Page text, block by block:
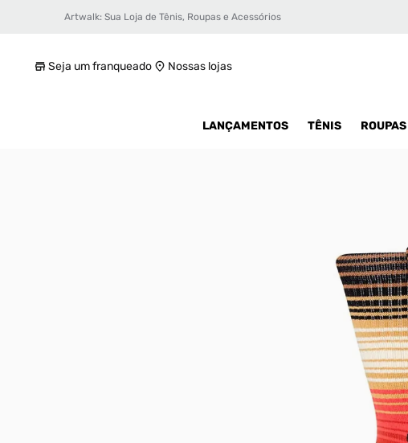
Artwalk: Sua Loja de Tênis, Roupas e Acessórios
Seja um franqueado Nossas lojas
LANÇAMENTOS TÊNIS ROUPAS
Meia Stance Pinnacle Unissex